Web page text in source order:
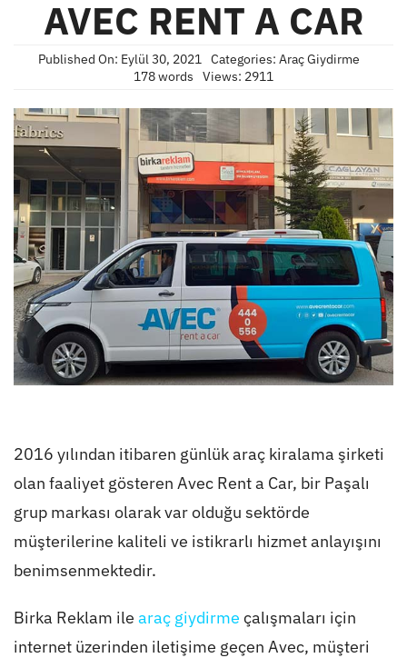
AVEC RENT A CAR
Published On: Eylül 30, 2021 Categories: Araç Giydirme
178 words
Views: 2911
2016 yılından itibaren günlük araç kiralama şirketi
olan faaliyet gösteren Avec Rent a Car, bir Paşalı
grup markası olarak var olduğu sektörde
müşterilerine kaliteli ve istikrarlı hizmet anlayışını
benimsenmektedir.
Birka Reklam ile araç giydirme çalışmaları için
internet üzerinden iletişime geçen Avec, müşteri